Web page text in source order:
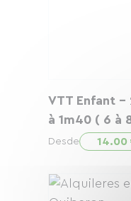
VTT Enfant -
à 1m40 ( 6 à
Desde